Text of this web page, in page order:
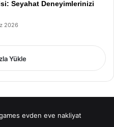
Seyahat Deneyimlerinizi
2026
Yükle
evden eve nakliyat